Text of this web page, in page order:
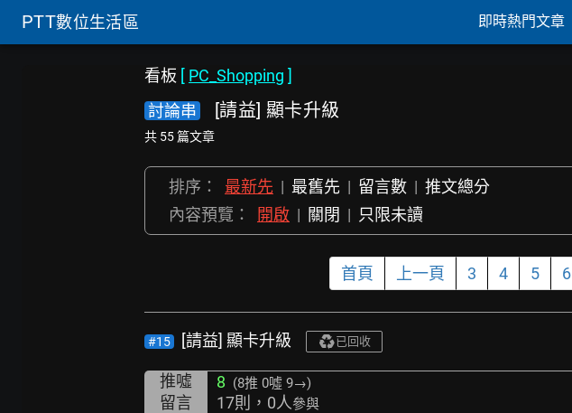
PTT數位生活區 即時熱門文章
看板 [ PC_Shopping ]
討論串
[請益] 顯卡升級
共 55 篇文章
排序： 最新先 | 最舊先 | 留言數 | 推文總分
內容預覽：
開啟 | 關閉 | 只限未讀
首頁 上一頁 3 4 5 6
#15 [請益] 顯卡升級 已回收
推噓 8 (8推 0噓 9→)
留言 17則，0人參與